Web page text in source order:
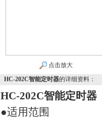
点击放大
HC-202C智能定时器的详细资料：
HC-202C智能定时器
●适用范围